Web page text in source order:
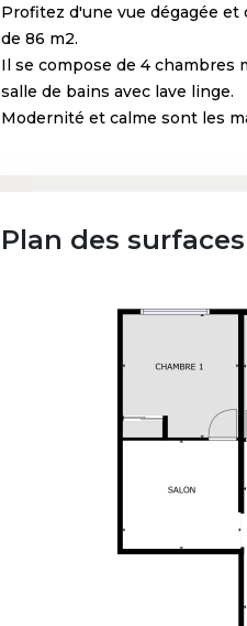
Profitez d'une vue dégagée
de 86 m2.
Il se compose de 4 chambres
salle de bains avec lave linge.
Modernité et calme sont les
Plan des surfaces